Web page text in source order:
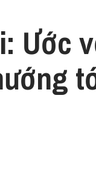
Ước